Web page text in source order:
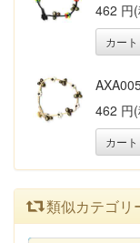
462 円
カート
462 円
カート
類似カテゴリ